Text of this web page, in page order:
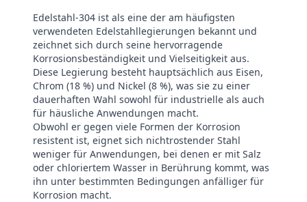
Edelstahl-304 ist als eine der am häufigsten
verwendeten Edelstahllegierungen bekannt und
zeichnet sich durch seine hervorragende
Korrosionsbeständigkeit und Vielseitigkeit aus.
Diese Legierung besteht hauptsächlich aus Eisen,
Chrom (18 %) und Nickel (8 %), was sie zu einer
dauerhaften Wahl sowohl für industrielle als auch
für häusliche Anwendungen macht.
Obwohl er gegen viele Formen der Korrosion
resistent ist, eignet sich nichtrostender Stahl
weniger für Anwendungen, bei denen er mit Salz
oder chloriertem Wasser in Berührung kommt, was
ihn unter bestimmten Bedingungen anfälliger für
Korrosion macht.